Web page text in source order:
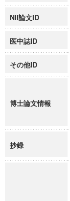
NII論文ID
医中誌ID
その他ID
博士論文情報
抄録